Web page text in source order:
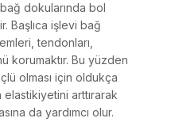
dokularında bol
Başlıca işlevi bağ
tendonları,
korumaktır. Bu yüzden
olması için oldukça
elastikiyetini arttırarak
da yardımcı olur.